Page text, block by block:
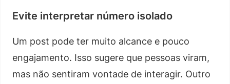
Evite interpretar número isolado
Um post pode ter muito alcance e pouco
engajamento. Isso sugere que pessoas viram,
mas não sentiram vontade de interagir. Outro